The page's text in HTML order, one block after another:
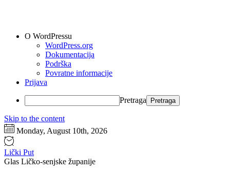
O WordPressu
WordPress.org
Dokumentacija
Podrška
Povratne informacije
Prijava
Pretraga
Skip to the content
Monday, August 10th, 2026
Lički Put
Glas Ličko-senjske županije